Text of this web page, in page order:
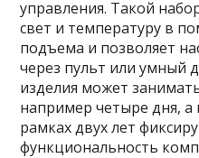
управления. Такой
свет и температуру в
подъема и позволяет
через пульт или умный
изделия может
например четыре дня, а
рамках двух лет
функциональность